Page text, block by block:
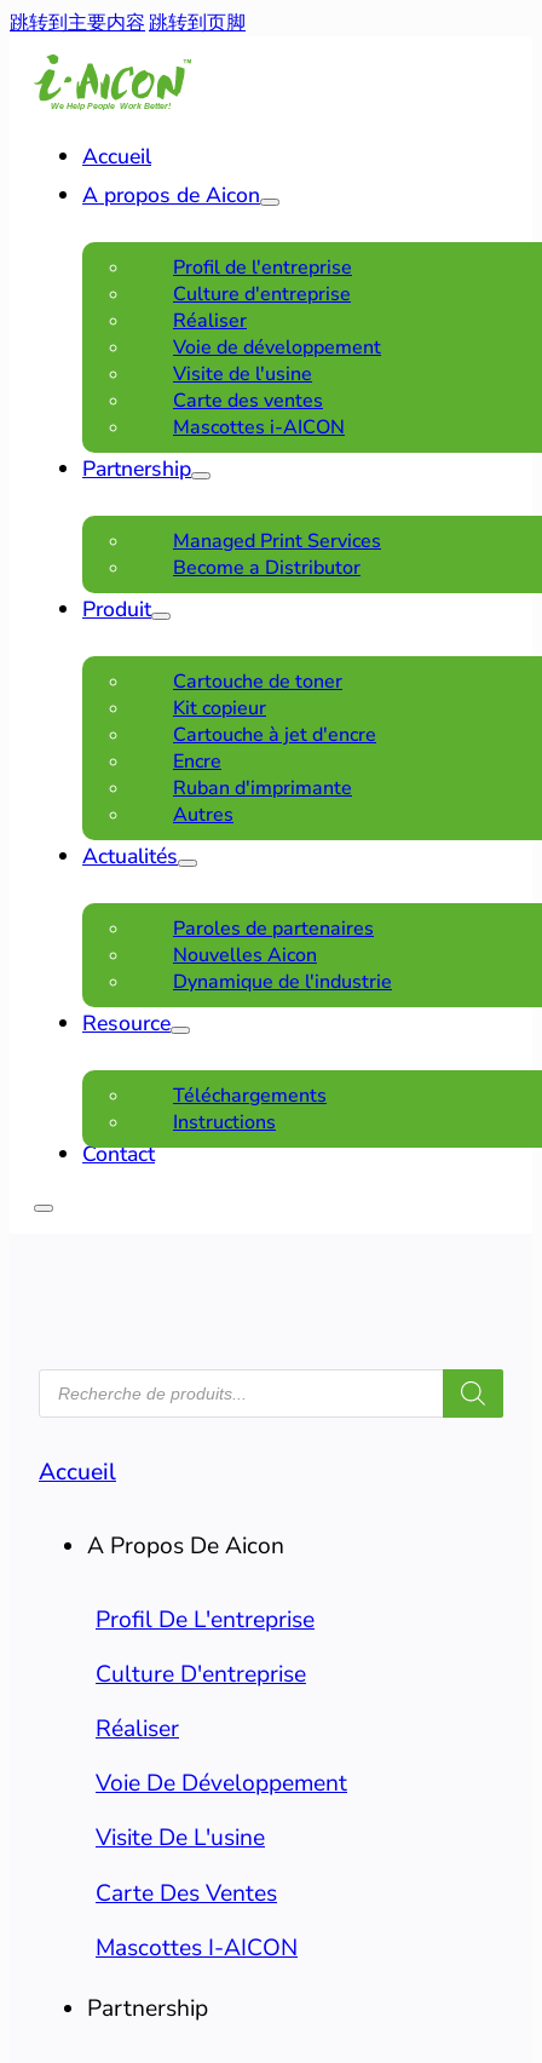
跳转到主要内容跳转到页脚
Accueil
A propos de Aicon
Profil de l'entreprise
Culture d'entreprise
Réaliser
Voie de développement
Visite de l'usine
Carte des ventes
Mascottes i-AICON
Partnership
Managed Print Services
Become a Distributor
Produit
Cartouche de toner
Kit copieur
Cartouche à jet d'encre
Encre
Ruban d'imprimante
Autres
Actualités
Paroles de partenaires
Nouvelles Aicon
Dynamique de l'industrie
Resource
Téléchargements
Instructions
Contact
RECHERCHE
DE
PRODUITS
Accueil
A Propos De Aicon
Profil De L'entreprise
Culture D'entreprise
Réaliser
Voie De Développement
Visite De L'usine
Carte Des Ventes
Mascottes I-AICON
Partnership